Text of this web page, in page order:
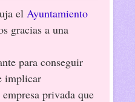
el Ayuntamiento
gracias a una
para conseguir
implicar
privada que